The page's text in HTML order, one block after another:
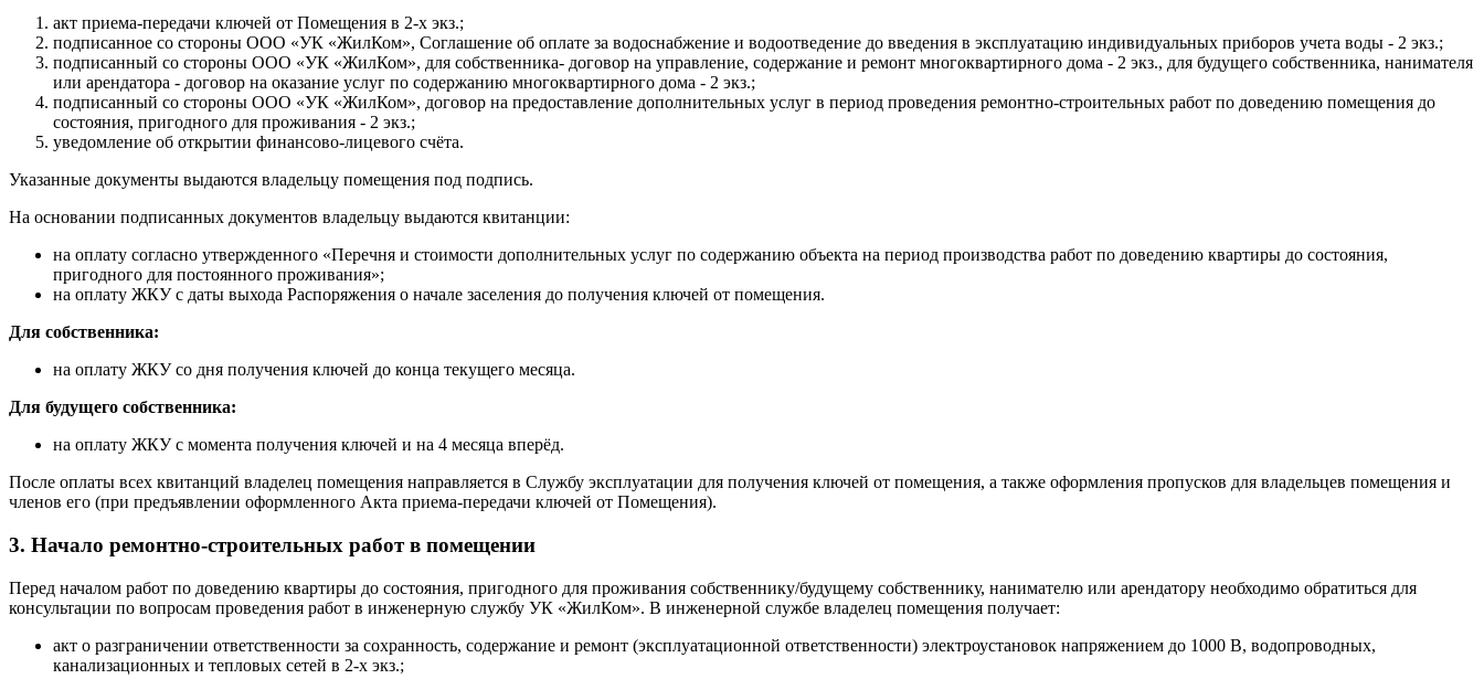
акт приема-передачи ключей от Помещения в 2-х экз.;
подписанное со стороны ООО «УК «ЖилКом», Соглашение об оплате за водоснабжение и водоотведение до введения в эксплуатацию индивидуальных приборов учета воды - 2 экз.;
подписанный со стороны ООО «УК «ЖилКом», для собственника- договор на управление, содержание и ремонт многоквартирного дома - 2 экз., для будущего собственника, нанимателя
или арендатора - договор на оказание услуг по содержанию многоквартирного дома - 2 экз.;
подписанный со стороны ООО «УК «ЖилКом», договор на предоставление дополнительных услуг в период проведения ремонтно-строительных работ по доведению помещения до
состояния, пригодного для проживания - 2 экз.;
уведомление об открытии финансово-лицевого счёта.
Указанные документы выдаются владельцу помещения под подпись.
На основании подписанных документов владельцу выдаются квитанции:
на оплату согласно утвержденного «Перечня и стоимости дополнительных услуг по содержанию объекта на период производства работ по доведению квартиры до состояния,
пригодного для постоянного проживания»;
на оплату ЖКУ с даты выхода Распоряжения о начале заселения до получения ключей от помещения.
Для собственника:
на оплату ЖКУ со дня получения ключей до конца текущего месяца.
Для будущего собственника:
на оплату ЖКУ с момента получения ключей и на 4 месяца вперёд.
После оплаты всех квитанций владелец помещения направляется в Службу эксплуатации для получения ключей от помещения, а также оформления пропусков для владельцев помещения и
членов его (при предъявлении оформленного Акта приема-передачи ключей от Помещения).
3. Начало ремонтно-строительных работ в помещении
Перед началом работ по доведению квартиры до состояния, пригодного для проживания собственнику/будущему собственнику, нанимателю или арендатору необходимо обратиться для
консультации по вопросам проведения работ в инженерную службу УК «ЖилКом». В инженерной службе владелец помещения получает:
акт о разграничении ответственности за сохранность, содержание и ремонт (эксплуатационной ответственности) электроустановок напряжением до 1000 В, водопроводных,
канализационных и тепловых сетей в 2-х экз.;